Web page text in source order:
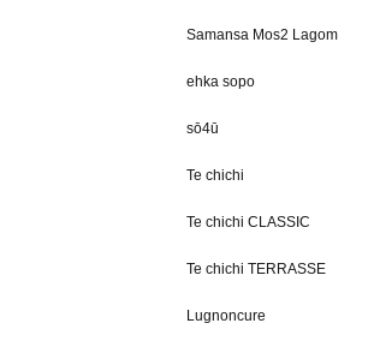
Samansa Mos2 Lagom
ehka sopo
sō4ū
Te chichi
Te chichi CLASSIC
Te chichi TERRASSE
Lugnoncure